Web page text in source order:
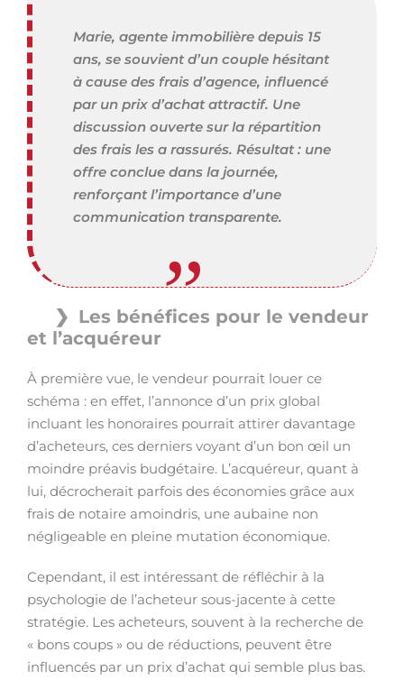
Marie, agente immobilière depuis 15
ans, se souvient d’un couple hésitant
à cause des frais d’agence, influencé
par un prix d’achat attractif. Une
discussion ouverte sur la répartition
des frais les a rassurés. Résultat : une
offre conclue dans la journée,
renforçant l’importance d’une
communication transparente.
Les bénéfices pour le vendeur
et l’acquéreur
À première vue, le vendeur pourrait louer ce
schéma : en effet, l’annonce d’un prix global
incluant les honoraires pourrait attirer davantage
d’acheteurs, ces derniers voyant d’un bon œil un
moindre préavis budgétaire. L’acquéreur, quant à
lui, décrocherait parfois des économies grâce aux
frais de notaire amoindris, une aubaine non
négligeable en pleine mutation économique.
Cependant, il est intéressant de réfléchir à la
psychologie de l’acheteur sous-jacente à cette
stratégie. Les acheteurs, souvent à la recherche de
« bons coups » ou de réductions, peuvent être
influencés par un prix d’achat qui semble plus bas.